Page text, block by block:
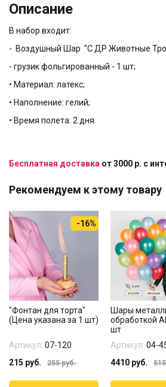
Описание
В набор входит:
- Воздушный Шар "С ДР Животные
- грузик фольгированный - 1 шт;
• Материал: латекс;
• Наполнение: гелий;
• Время полета: 2 дня.
Бесплатная доставка от 3000 р. с
Рекомендуем к этому товару
-16%
"Фонтан для торта"
(Цена указана за 1 шт)
Артикул: 07-120
215 руб. 255руб.
Шары
обработкой
шт
Артикул: 04-
4410 руб.